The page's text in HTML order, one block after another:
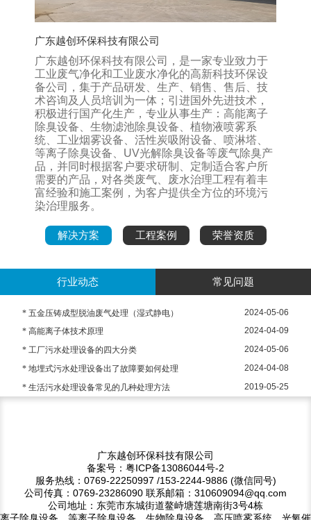
广东越创环保科技有限公司
广东越创环保科技有限公司，是一家专业致力于
工业废气净化和工业废水净化的高新科技环保设
备公司，集于产品研发、生产、销售、售后、技
术咨询及人员培训为一体；引进国外先进技术，
积极进行国产化生产，专业从事生产：高能离子
除臭设备、生物滤池除臭设备、植物液喷雾系
统、工业烟雾设备、活性炭吸附设备、喷淋塔、
等离子除臭设备、UV光解除臭设备等废气除臭产
品，并同时根据客户要求研制、定制适合客户所
需要的产品，对各类废气、废水治理工程有着丰
富经验和施工案例，为客户提供全方位的环境污
染治理服务。
解决方案 工程案例 荣誉资质
行业动态 常见问题
2024-05-06
* 五金压铸成型脱油废气处理（湿式静电）
2024-04-09
* 高能离子体技术原理
2024-05-06
* 工厂污水处理设备的四大分类
2024-04-08
* 地埋式污水处理设备出了故障要如何处理
2019-05-25
* 生活污水处理设备常见的几种处理方法
广东越创环保科技有限公司
备案号：粤ICP备13086044号-2
服务热线：0769-22250997 /153-2244-9886 (微信同号)
公司传真：0769-23286090 联系邮箱：310609094@qq.com
公司地址：东莞市东城街道鳌峙塘莲塘南街3号4栋
离子除臭设备、等离子除臭设备、生物除臭设备、高压喷雾系统、光氧催